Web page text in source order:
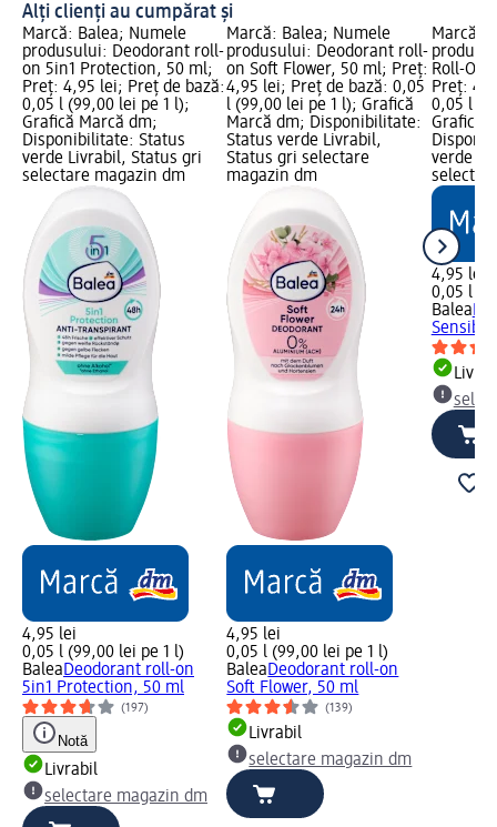
Alți clienți au cumpărat și
Marcă: Balea; Numele
produsului: Deodorant roll-
on 5in1 Protection, 50 ml;
Preț: 4,95 lei; Preț de bază:
0,05 l (99,00 lei pe 1 l);
Grafică Marcă dm;
Disponibilitate: Status
verde Livrabil, Status gri
selectare magazin dm
4,95 lei
0,05 l (99,00 lei pe 1 l)
BaleaDeodorant roll-on
5in1 Protection, 50 ml
(197)
Notă
Livrabil
selectare magazin dm
Marcă: Balea; Numele
produsului: Deodorant roll-
on Soft Flower, 50 ml; Preț:
4,95 lei; Preț de bază: 0,05
l (99,00 lei pe 1 l); Grafică
Marcă dm; Disponibilitate:
Status verde Livrabil,
Status gri selectare
magazin dm
4,95 lei
0,05 l (99,00 lei pe 1 l)
BaleaDeodorant roll-on
Soft Flower, 50 ml
(139)
Livrabil
selectare magazin dm
Marcă:
Roll-On
Preț:
0,05 l
Grafică
verde
4,95 lei
0,05 l
Balea